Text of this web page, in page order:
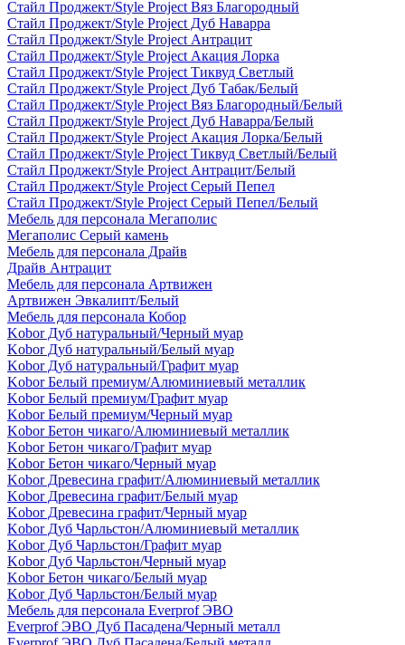
Стайл Проджект/Style Project Вяз Благородный
Стайл Проджект/Style Project Дуб Наварра
Стайл Проджект/Style Project Антрацит
Стайл Проджект/Style Project Акация Лорка
Стайл Проджект/Style Project Тиквуд Светлый
Стайл Проджект/Style Project Дуб Табак/Белый
Стайл Проджект/Style Project Вяз Благородный/Белый
Стайл Проджект/Style Project Дуб Наварра/Белый
Стайл Проджект/Style Project Акация Лорка/Белый
Стайл Проджект/Style Project Тиквуд Светлый/Белый
Стайл Проджект/Style Project Антрацит/Белый
Стайл Проджект/Style Project Серый Пепел
Стайл Проджект/Style Project Серый Пепел/Белый
Мебель для персонала Мегаполис
Мегаполис Серый камень
Мебель для персонала Драйв
Драйв Антрацит
Мебель для персонала Артвижен
Артвижен Эвкалипт/Белый
Мебель для персонала Кобор
Kobor Дуб натуральный/Черный муар
Kobor Дуб натуральный/Белый муар
Kobor Дуб натуральный/Графит муар
Kobor Белый премиум/Алюминиевый металлик
Kobor Белый премиум/Графит муар
Kobor Белый премиум/Черный муар
Kobor Бетон чикаго/Алюминиевый металлик
Kobor Бетон чикаго/Графит муар
Kobor Бетон чикаго/Черный муар
Kobor Древесина графит/Алюминиевый металлик
Kobor Древесина графит/Белый муар
Kobor Древесина графит/Черный муар
Kobor Дуб Чарльстон/Алюминиевый металлик
Kobor Дуб Чарльстон/Графит муар
Kobor Дуб Чарльстон/Черный муар
Kobor Бетон чикаго/Белый муар
Kobor Дуб Чарльстон/Белый муар
Мебель для персонала Everprof ЭВО
Everprof ЭВО Дуб Пасадена/Черный металл